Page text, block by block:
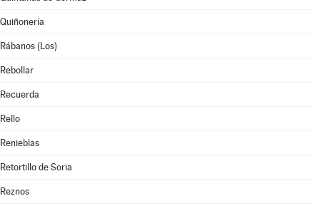
Quiñonería
Rábanos (Los)
Rebollar
Recuerda
Rello
Renieblas
Retortillo de Soria
Reznos